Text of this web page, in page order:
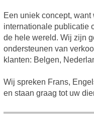
Een uniek concept,
internationale publicatie
de hele wereld. Wij zijn
ondersteunen van
klanten: Belgen,
Wij spreken Frans,
en staan graag tot uw